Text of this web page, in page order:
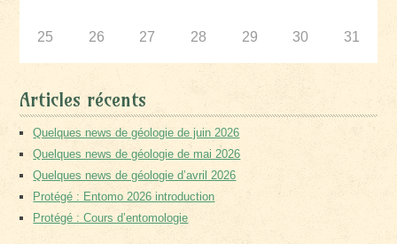
25 26 27 28 29 30 31
Articles récents
Quelques news de géologie de juin 2026
Quelques news de géologie de mai 2026
Quelques news de géologie d’avril 2026
Protégé : Entomo 2026 introduction
Protégé : Cours d’entomologie